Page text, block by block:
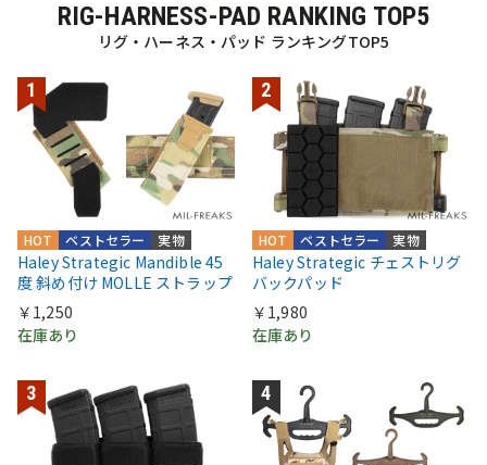
RIG-HARNESS-PAD RANKING TOP5
リグ・ハーネス・パッド ランキングTOP5
実物
ベストセラー
HOT
Haley Strategic Mandible 45
度 斜め付け MOLLE ストラップ
￥1,250
在庫あり
実物
ベストセラー
HOT
Haley Strategic チェストリグ
バックパッド
￥1,980
在庫あり